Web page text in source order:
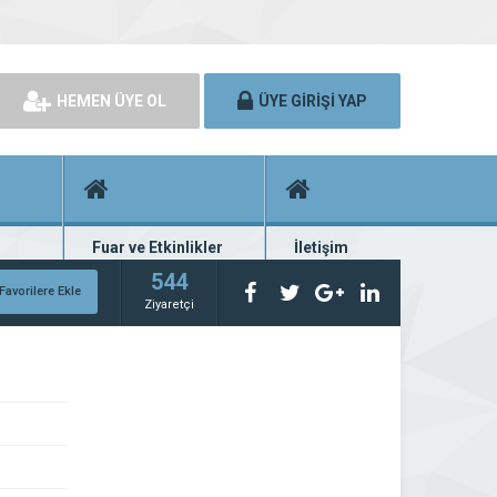
HEMEN ÜYE OL ÜYE GİRİŞİ YAP
Fuar ve Etkinlikler
Fuar ve etkinlik planları
İletişim
Bize ulaşın
Favorilere Ekle
544
Ziyaretçi